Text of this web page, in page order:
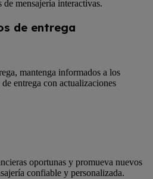
mensajería interactivas.
de entrega
mantenga informados a los
entrega con actualizaciones
oportunas y promueva nuevos
confiable y personalizada.